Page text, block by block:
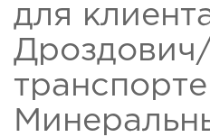
для
транспорте